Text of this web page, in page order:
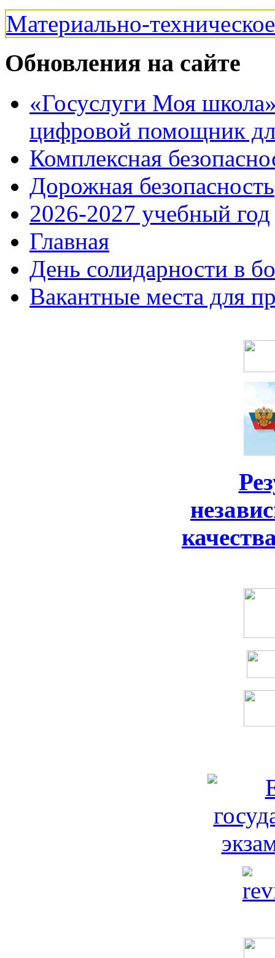
Материально-
Обновления на сайте
«Госуслуги Моя
цифровой помощник
Комплексная
Дорожная безопасность
2026-2027 учебный год
Главная
День солидарности в
Вакантные места для